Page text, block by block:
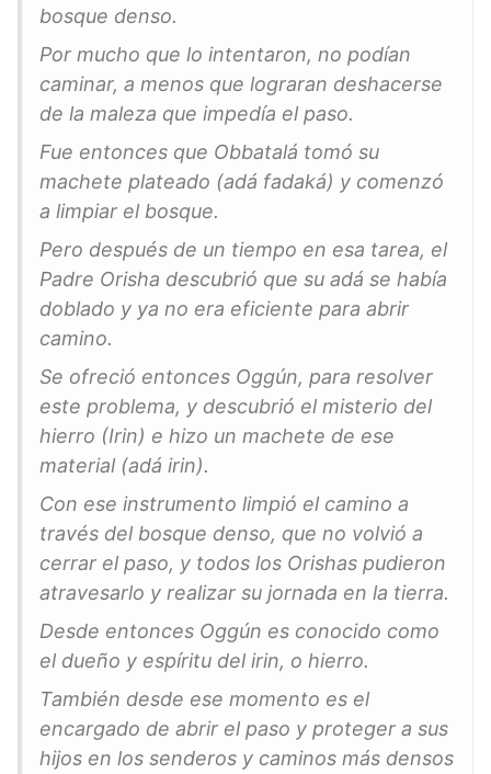
bosque denso.
Por mucho que lo intentaron, no podían
caminar, a menos que lograran deshacerse
de la maleza que impedía el paso.
Fue entonces que Obbatalá tomó su
machete plateado (adá fadaká) y comenzó
a limpiar el bosque.
Pero después de un tiempo en esa tarea, el
Padre Orisha descubrió que su adá se había
doblado y ya no era eficiente para abrir
camino.
Se ofreció entonces Oggún, para resolver
este problema, y descubrió el misterio del
hierro (Irin) e hizo un machete de ese
material (adá irin).
Con ese instrumento limpió el camino a
través del bosque denso, que no volvió a
cerrar el paso, y todos los Orishas pudieron
atravesarlo y realizar su jornada en la tierra.
Desde entonces Oggún es conocido como
el dueño y espíritu del irin, o hierro.
También desde ese momento es el
encargado de abrir el paso y proteger a sus
hijos en los senderos y caminos más densos